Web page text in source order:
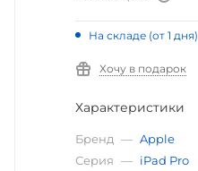
На складе (от 1 дня)
Хочу в подарок
Характеристики
Бренд — Apple
Серия — iPad Pro